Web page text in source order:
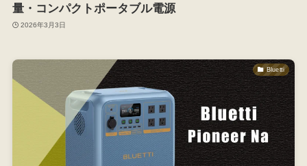
量・コンパクトポータブル電源
2026年3月3日
Bluetti